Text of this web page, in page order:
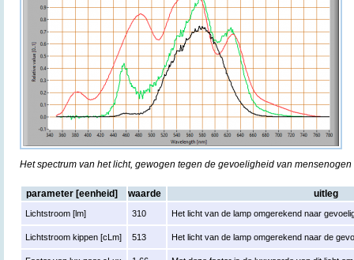
Het spectrum van het licht, gewogen tegen de gevoeligheid van
parameter [eenheid] waarde uitleg
Lichtstroom [lm] 310 Het licht van de lamp omgerekend naar
Lichtstroom kippen [cLm] 513 Het licht van de lamp omgerekend naar de